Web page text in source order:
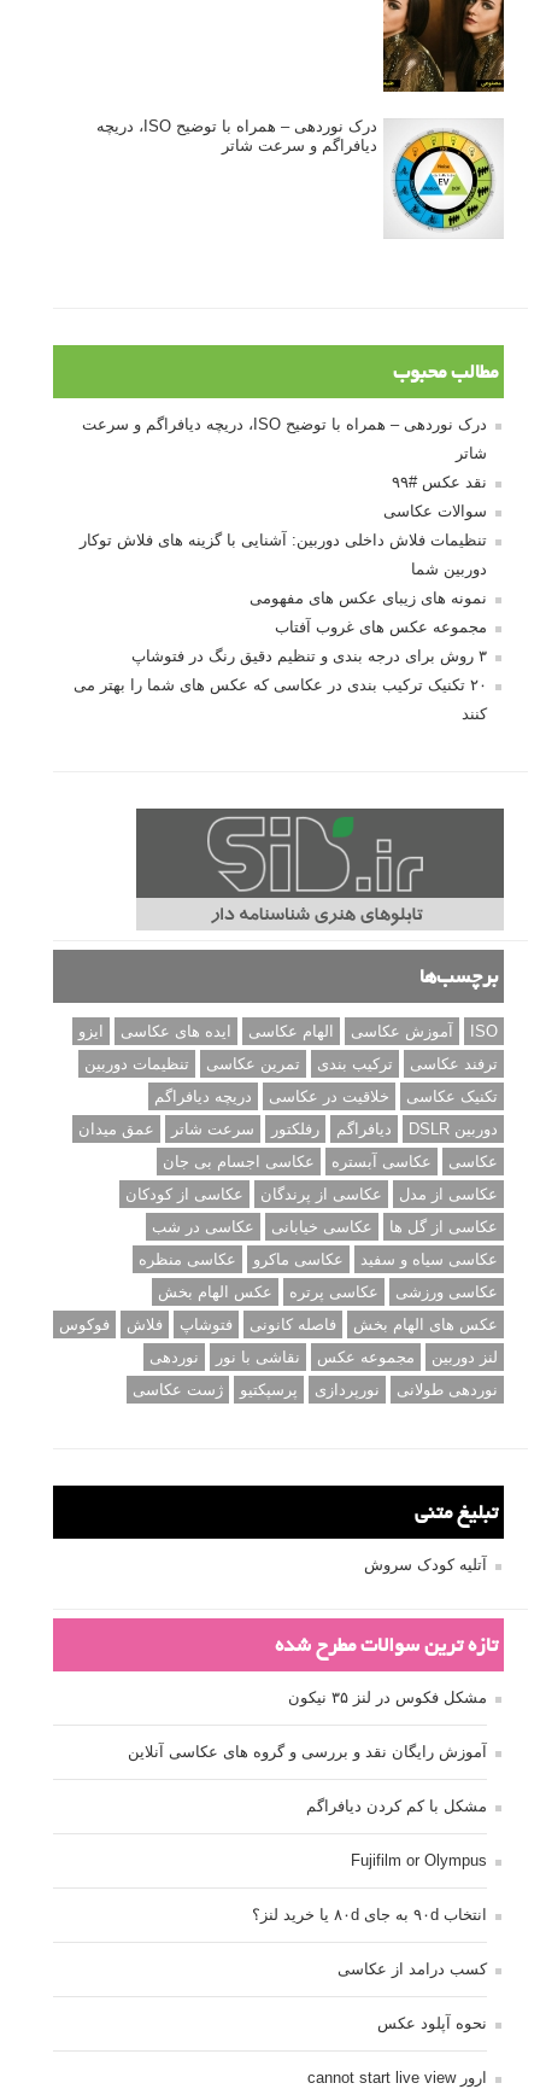
درک نوردهی – همراه با توضیح ISO، دریچه
دیافراگم و سرعت شاتر
مطالب محبوب
درک نوردهی – همراه با توضیح ISO، دریچه دیافراگم و سرعت
شاتر
نقد عکس #۹۹
سوالات عکاسی
تنظیمات فلاش داخلی دوربین: آشنایی با گزینه های فلاش توکار
دوربین شما
نمونه های زیبای عکس های مفهومی
مجموعه عکس های غروب آفتاب
۳ روش برای درجه بندی و تنظیم دقیق رنگ در فتوشاپ
۲۰ تکنیک ترکیب بندی در عکاسی که عکس های شما را بهتر می
کنند
برچسب‌ها
ISO آموزش عکاسی الهام عکاسی ایده های عکاسی
ایزو
ترفند عکاسی
ترکیب بندی تمرین عکاسی
تنظیمات دوربین
تکنیک عکاسی
خلاقیت در عکاسی
دریچه دیافراگم
دوربین DSLR
دیافراگم رفلکتور سرعت شاتر
عمق میدان
عکاسی
عکاسی آبستره
عکاسی اجسام بی جان
عکاسی از مدل
عکاسی از پرندگان
عکاسی از کودکان
عکاسی از گل ها
عکاسی خیابانی
عکاسی در شب
عکاسی سیاه و سفید
عکاسی ماکرو
عکاسی منظره
عکاسی ورزشی
عکاسی پرتره
عکس الهام بخش
عکس های الهام بخش
فاصله کانونی فتوشاپ فلاش
فوکوس
لنز دوربین
مجموعه عکس نقاشی با نور
نوردهی
نوردهی طولانی
نورپردازی پرسپکتیو ژست عکاسی
تبلیغ متنی
آتلیه کودک سروش
تازه ترین سوالات مطرح شده
مشکل فکوس در لنز ۳۵ نیکون
آموزش رایگان نقد و بررسی و گروه های عکاسی آنلاین
مشکل با کم کردن دیافراگم
Fujifilm or Olympus
انتخاب ۹۰d به جای ۸۰d یا خرید لنز؟
کسب درامد از عکاسی
نحوه آپلود عکس
ارور cannot start live view